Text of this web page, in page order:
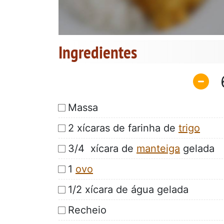
Ingredientes
Massa
2 xícaras de farinha de trigo
3/4 xícara de manteiga gelada
1 ovo
1/2 xícara de água gelada
Recheio